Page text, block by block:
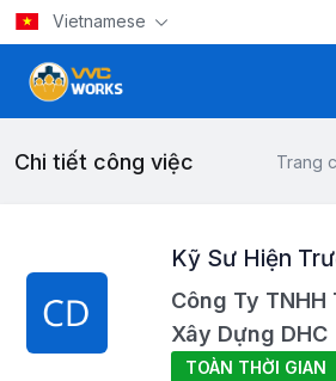
Vietnamese
Chi tiết công việc Trang
Kỹ Sư Hiện
Công Ty TNHH
Xây Dựng DHC
TOÀN THỜI GIAN